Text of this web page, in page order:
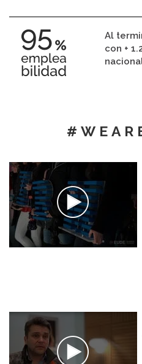
Al
con +